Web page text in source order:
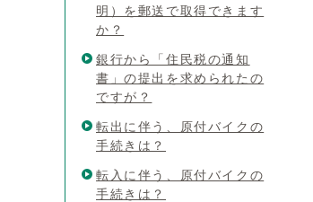
明）を郵送で取得できます
か？
銀行から「住民税の通知
書」の提出を求められたの
ですが？
転出に伴う、原付バイクの
手続きは？
転入に伴う、原付バイクの
手続きは？